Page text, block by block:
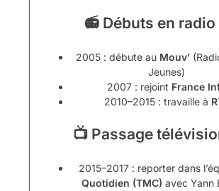
📻 Débuts en radio
2005 : débute au Mouv’
Jeunes)
2007 : rejoint France
2010–2015 : travaille à
📺 Passage
2015–2017 : reporter dans
Quotidien (TMC) avec Yann